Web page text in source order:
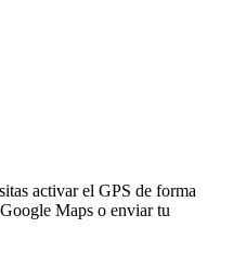
activar el GPS de forma
Maps o enviar tu